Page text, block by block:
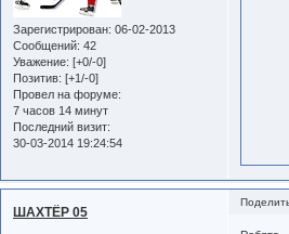
Зарегистрирован: 06-02-2013
Сообщений: 42
Уважение: [+0/-0]
Позитив: [+1/-0]
Провел на форуме:
7 часов 14 минут
Последний визит:
30-03-2014 19:24:54
ШАХТЁР 05